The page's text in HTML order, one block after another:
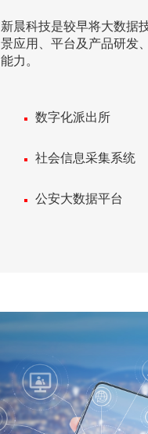
新晨科技是较早将大数据
景应用、平台及产品研发
能力。
数字化派出所
社会信息采集系统
公安大数据平台